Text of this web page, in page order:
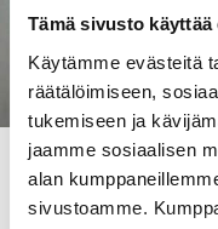
Tämä sivusto käyttää
Käytämme evästeitä
räätälöimiseen,
tukemiseen ja
jaamme sosiaalisen
alan
sivustoamme.
ilmenemistä.